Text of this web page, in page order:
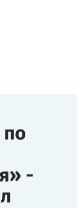
по
-